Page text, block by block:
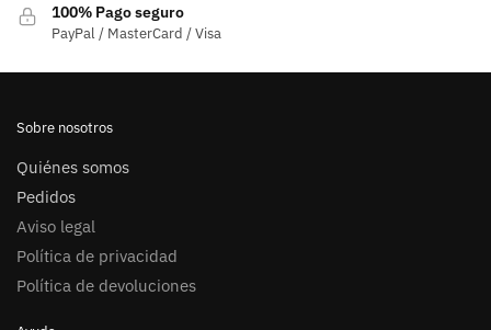
100% Pago seguro
PayPal / MasterCard / Visa
Sobre nosotros
Quiénes somos
Pedidos
Aviso legal
Política de privacidad
Política de devoluciones